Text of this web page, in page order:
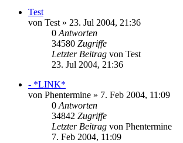
Test
von Test » 23. Jul 2004, 21:36
0 Antworten
34580 Zugriffe
Letzter Beitrag von Test
23. Jul 2004, 21:36
- *LINK*
von Phentermine » 7. Feb 2004, 11:09
0 Antworten
34842 Zugriffe
Letzter Beitrag von Phentermine
7. Feb 2004, 11:09